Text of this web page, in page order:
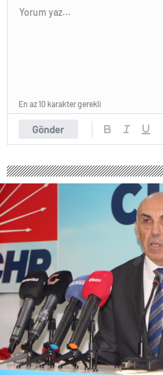
Gönder
En az 10 karakter gerekli